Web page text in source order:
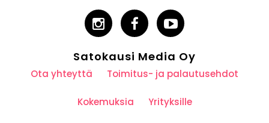
Satokausi Media Oy
Ota yhteyttä Toimitus- ja palautusehdot
Kokemuksia Yrityksille